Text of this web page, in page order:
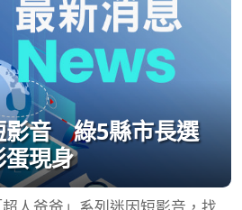
影音 綠5縣市長選
現身